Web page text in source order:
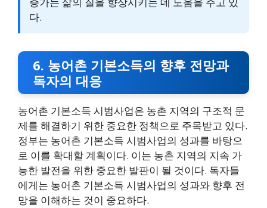
다.
6. 농어촌 기본소득의 향후 전망과
독자의 대응
농어촌 기본소득 시범사업은 농촌 지역의 구조적 문
제를 해결하기 위한 중요한 정책으로 주목받고 있다.
정부는 농어촌 기본소득 시범사업의 성과를 바탕으
로 이를 확대할 계획이다. 이는 농촌 지역의 지속 가
능한 발전을 위한 중요한 발판이 될 것이다. 독자들
에게는 농어촌 기본소득 시범사업의 성과와 향후 전
망을 이해하는 것이 중요하다.